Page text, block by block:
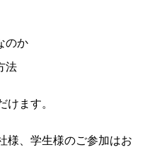
のか
法
ます。
様、学生様のご参加はお